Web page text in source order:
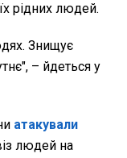
рідних людей.
Знищує
– йдеться у
атакували
людей на